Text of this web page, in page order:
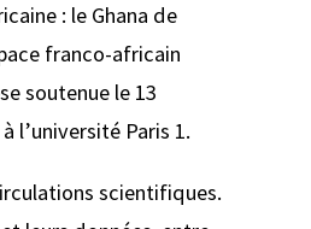
: le Ghana de
franco-africain
soutenue le 13
l’université Paris 1.
scientifiques.